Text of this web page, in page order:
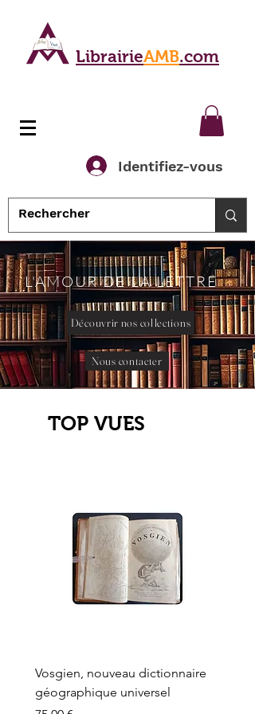
LibrairieAMB.com
Identifiez-vous
L'AMOUR DE LA LETTRE
Découvrir nos collections
Nous contacter
TOP VUES
Vosgien, nouveau dictionnaire
géographique universel